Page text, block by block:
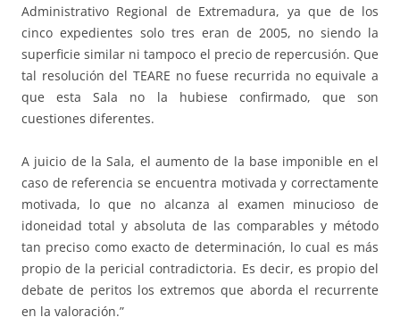
Administrativo Regional de Extremadura, ya que de los
cinco expedientes solo tres eran de 2005, no siendo la
superficie similar ni tampoco el precio de repercusión. Que
tal resolución del TEARE no fuese recurrida no equivale a
que esta Sala no la hubiese confirmado, que son
cuestiones diferentes.
A juicio de la Sala, el aumento de la base imponible en el
caso de referencia se encuentra motivada y correctamente
motivada, lo que no alcanza al examen minucioso de
idoneidad total y absoluta de las comparables y método
tan preciso como exacto de determinación, lo cual es más
propio de la pericial contradictoria. Es decir, es propio del
debate de peritos los extremos que aborda el recurrente
en la valoración.”